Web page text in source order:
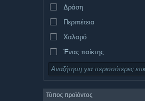
Ισπανικά – Λατινική Αμερική
Δράση
Περιπέτεια
Χαλαρό
Ένας παίκτης
Προσομοίωση
Στρατηγική
Τύπος προϊόντος